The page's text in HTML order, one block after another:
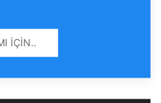
İÇIN..